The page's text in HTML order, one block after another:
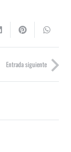
Entrada siguiente